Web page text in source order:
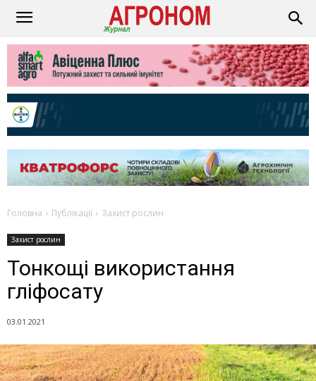
Головна Публікації Захист рослин
Захист рослин
Тонкощі використання
гліфосату
03.01.2021